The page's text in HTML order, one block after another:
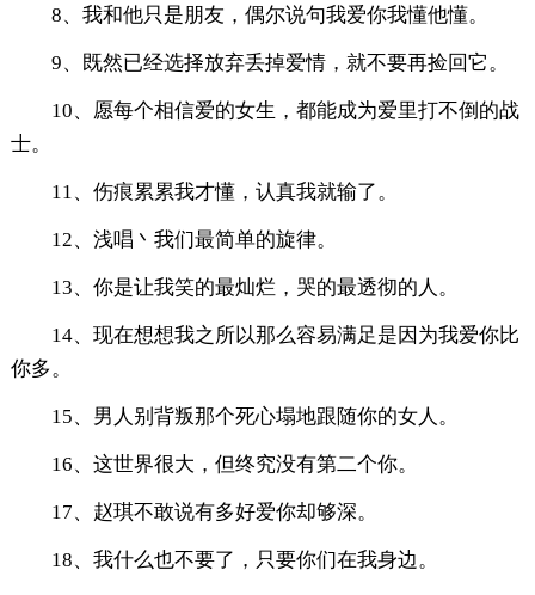
8、我和他只是朋友，偶尔说句我爱你我懂他懂。
9、既然已经选择放弃丢掉爱情，就不要再捡回它。
10、愿每个相信爱的女生，都能成为爱里打不倒的战
士。
11、伤痕累累我才懂，认真我就输了。
12、浅唱丶我们最简单的旋律。
13、你是让我笑的最灿烂，哭的最透彻的人。
14、现在想想我之所以那么容易满足是因为我爱你比
你多。
15、男人别背叛那个死心塌地跟随你的女人。
16、这世界很大，但终究没有第二个你。
17、赵琪不敢说有多好爱你却够深。
18、我什么也不要了，只要你们在我身边。